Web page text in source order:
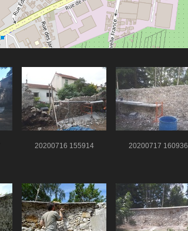
20200716 155914 20200717 160936